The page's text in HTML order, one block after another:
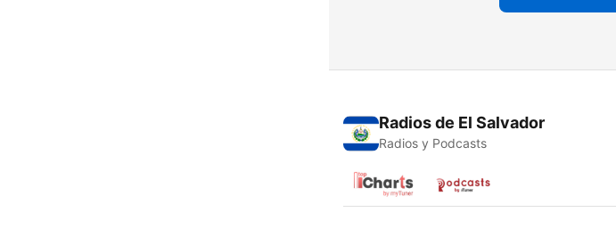
Radios de El Salvador
Radios y Podcasts